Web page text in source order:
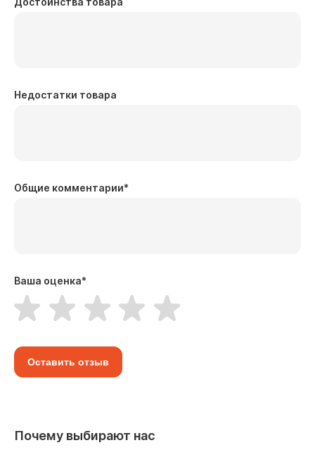
Недостатки товара
Общие комментарии*
Ваша оценка*
Оставить отзыв
Почему выбирают нас